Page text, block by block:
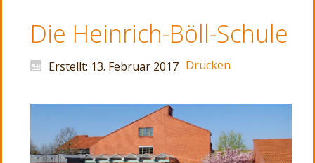
Die Heinrich-Böll-Schule
Erstellt: 13. Februar 2017 Drucken